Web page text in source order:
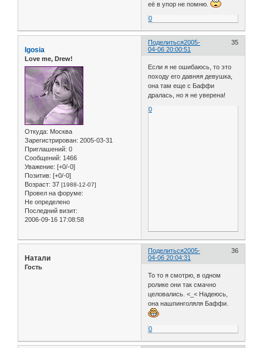
её в упор не помню.
0
Поделиться 35
2005-
04-06 20:00:51
Igosia
Love me, Drew!
Откуда: Москва
Зарегистрирован: 2005-03-31
Приглашений: 0
Сообщений: 1466
Уважение: [+0/-0]
Позитив: [+0/-0]
Возраст: 37 [1988-12-07]
Провел на форуме:
Не определено
Последний визит:
2006-09-16 17:08:58
Если я не ошибаюсь, то это
походу его давняя девушка,
она там еще с Баффи
дралась, но я не уверена!
0
Поделиться 36
2005-
04-06 20:04:31
Натали
Гость
То то я смотрю, в одном
ролике они так смачно
целовались. <_< Надеюсь,
она нашпинголяля Баффи.
0